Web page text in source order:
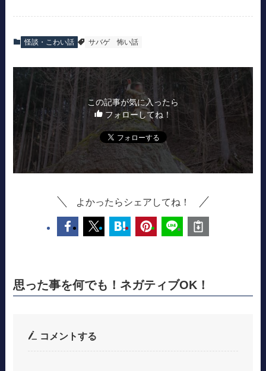
怪談・こわい話 サバゲ 怖い話
この記事が気に入ったら
フォローしてね！
よかったらシェアしてね！
思った事を何でも！ネガティブOK！
コメントする